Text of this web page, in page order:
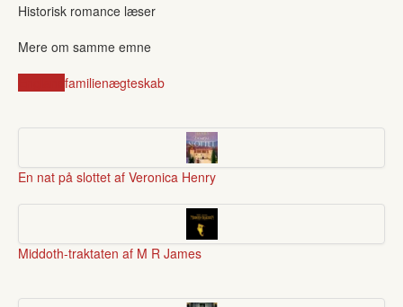
Historisk romance læser
Mere om samme emne
familienægteskab
En nat på slottet af Veronica Henry
Middoth-traktaten af M R James